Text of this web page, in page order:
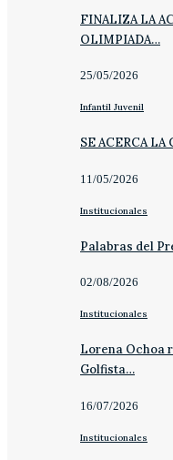
FINALIZA LA
OLIMPIADA…
25/05/2026
Infantil Juvenil
SE ACERCA LA
11/05/2026
Institucionales
Palabras del
02/08/2026
Institucionales
Lorena Ochoa
Golfista…
16/07/2026
Institucionales